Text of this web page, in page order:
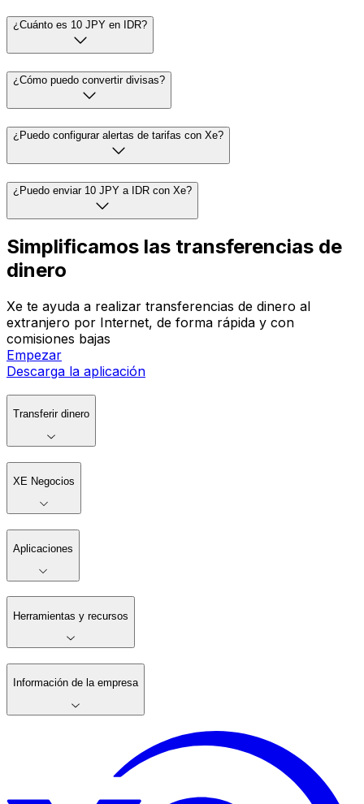
¿Cuánto es 10 JPY en IDR?
¿Cómo puedo convertir divisas?
¿Puedo configurar alertas de tarifas con Xe?
¿Puedo enviar 10 JPY a IDR con Xe?
Simplificamos las transferencias de
dinero
Xe te ayuda a realizar transferencias de dinero al
extranjero por Internet, de forma rápida y con
comisiones bajas
Empezar
Descarga la aplicación
Transferir dinero
XE Negocios
Aplicaciones
Herramientas y recursos
Información de la empresa